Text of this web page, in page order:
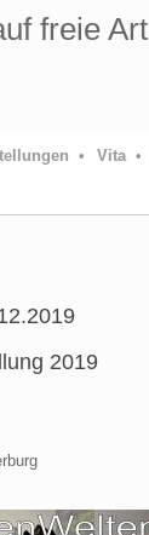
freie Art
• Vita •
2019